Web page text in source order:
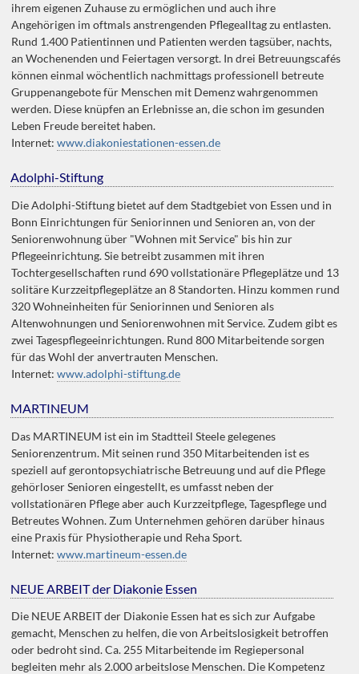
ihrem eigenen Zuhause zu ermöglichen und auch ihre
Angehörigen im oftmals anstrengenden Pflegealltag zu entlasten.
Rund 1.400 Patientinnen und Patienten werden tagsüber, nachts,
an Wochenenden und Feiertagen versorgt. In drei Betreuungscafés
können einmal wöchentlich nachmittags professionell betreute
Gruppenangebote für Menschen mit Demenz wahrgenommen
werden. Diese knüpfen an Erlebnisse an, die schon im gesunden
Leben Freude bereitet haben.
Internet:www.diakoniestationen-essen.de
Adolphi-Stiftung
Die Adolphi-Stiftung bietet auf dem Stadtgebiet von Essen und in
Bonn Einrichtungen für Seniorinnen und Senioren an, von der
Seniorenwohnung über "Wohnen mit Service" bis hin zur
Pflegeeinrichtung. Sie betreibt zusammen mit ihren
Tochtergesellschaften rund 690 vollstationäre Pflegeplätze und 13
solitäre Kurzzeitpflegeplätze an 8 Standorten. Hinzu kommen rund
320 Wohneinheiten für Seniorinnen und Senioren als
Altenwohnungen und Seniorenwohnen mit Service. Zudem gibt es
zwei Tagespflegeeinrichtungen. Rund 800 Mitarbeitende sorgen
für das Wohl der anvertrauten Menschen.
Internet:www.adolphi-stiftung.de
MARTINEUM
Das MARTINEUM ist ein im Stadtteil Steele gelegenes
Seniorenzentrum. Mit seinen rund 350 Mitarbeitenden ist es
speziell auf gerontopsychiatrische Betreuung und auf die Pflege
gehörloser Senioren eingestellt, es umfasst neben der
vollstationären Pflege aber auch Kurzzeitpflege, Tagespflege und
Betreutes Wohnen. Zum Unternehmen gehören darüber hinaus
eine Praxis für Physiotherapie und Reha Sport.
Internet:www.martineum-essen.de
NEUE ARBEIT der Diakonie Essen
Die NEUE ARBEIT der Diakonie Essen hat es sich zur Aufgabe
gemacht, Menschen zu helfen, die von Arbeitslosigkeit betroffen
oder bedroht sind. Ca. 255 Mitarbeitende im Regiepersonal
begleiten mehr als 2.000 arbeitslose Menschen. Die Kompetenz